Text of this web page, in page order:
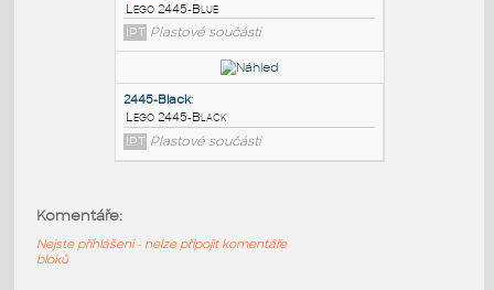
IPT Plastové součásti
2445-ReddishBrown:
Lego 2445-ReddishBrown
IPT Plastové součásti
Lego 2445-Blue
Komentáře:
Nejste přihlášeni - nelze připojit komentáře
bloků